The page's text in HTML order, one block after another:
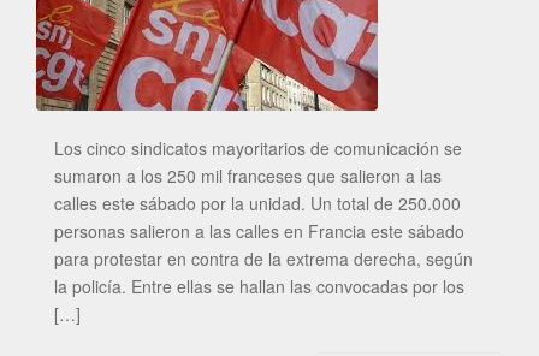
Los cinco sindicatos mayoritarios de comunicación se
sumaron a los 250 mil franceses que salieron a las
calles este sábado por la unidad. Un total de 250.000
personas salieron a las calles en Francia este sábado
para protestar en contra de la extrema derecha, según
la policía. Entre ellas se hallan las convocadas por los
[…]